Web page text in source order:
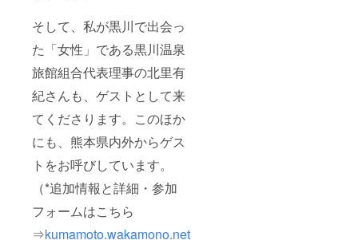
そして、私が黒川で出会っ
た「女性」である黒川温泉
旅館組合代表理事の北里有
紀さんも、ゲストとして来
てくださります。このほか
にも、熊本県内外からゲス
トをお呼びしています。
（*追加情報と詳細・参加
フォームはこちら
⇒kumamoto.wakamono.net